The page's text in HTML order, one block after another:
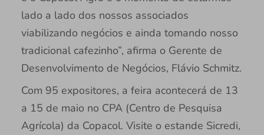
lado a lado dos nossos associados
viabilizando negócios e ainda tomando nosso
tradicional cafezinho”, afirma o Gerente de
Desenvolvimento de Negócios, Flávio Schmitz.
Com 95 expositores, a feira acontecerá de 13
a 15 de maio no CPA (Centro de Pesquisa
Agrícola) da Copacol. Visite o estande Sicredi,